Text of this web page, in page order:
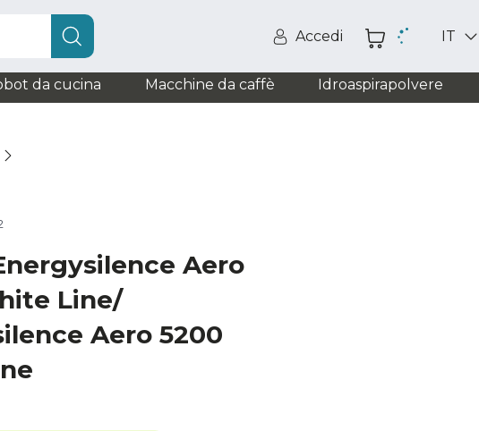
Accedi IT
da cucina Macchine da caffè Idroaspirapolvere
Aero
Line/
Aero 5200